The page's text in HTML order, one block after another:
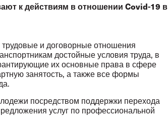
к действиям в отношении Covid-19 в
и договорные отношения
достойные условия труда, в
их основные права в сфере
занятость, а также все формы
посредством поддержки перехода
услуг по профессиональной